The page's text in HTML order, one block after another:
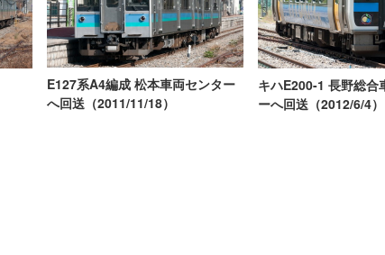
E127系A4編成 松本車両センター
へ回送（2011/11/18）
キハE200-1 長野総合
ーへ回送（2012/6/4）